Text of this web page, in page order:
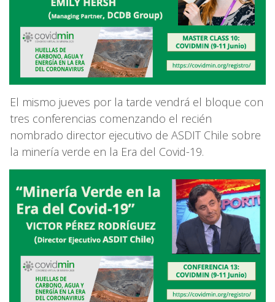
El mismo jueves por la tarde vendrá el bloque con
tres conferencias comenzando el recién
nombrado director ejecutivo de ASDIT Chile sobre
la minería verde en la Era del Covid-19.